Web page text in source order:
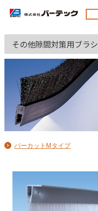
その他隙間対策用ブラシ
バーカットMタイプ